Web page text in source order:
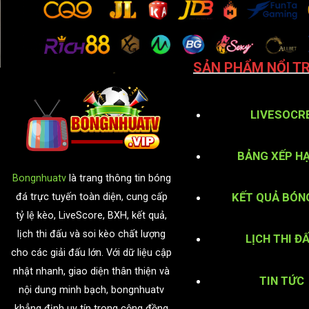
Bongnhuatvlà trang thông tin bóng
đá trực tuyến toàn diện, cung cấp
tỷ lệ kèo, LiveScore, BXH, kết quả,
lịch thi đấu và soi kèo chất lượng
cho các giải đấu lớn. Với dữ liệu cập
nhật nhanh, giao diện thân thiện và
nội dung minh bạch, bongnhuatv
SẢN PHẨM NỔI
BẢNG XẾP
KẾT QUẢ
LỊCH THI
TIN TỨC